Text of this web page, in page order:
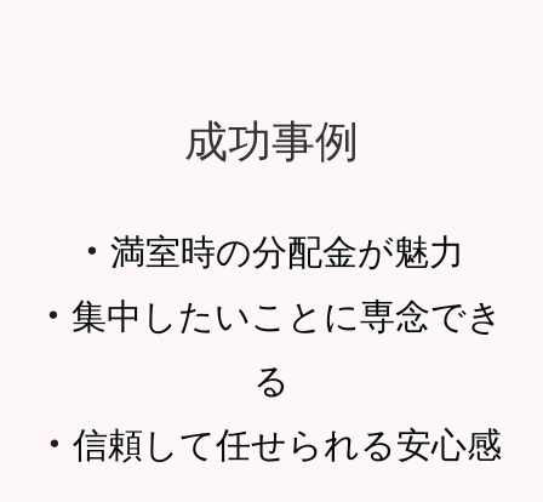
成功事例
・ 満室時の分配金が魅力
・ 集中したいことに専念でき
る
・ 信頼して任せられる安心感